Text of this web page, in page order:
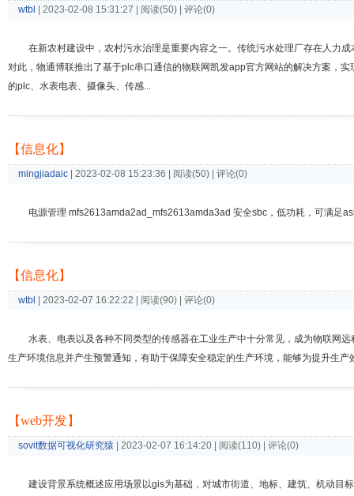
wtbl | 2023-02-08 15:31:27 | 阅读(50) | 评论(0)
在新农村建设中，农村污水治理是重要内容之一。传统污水处理厂存在人力
对此，物通博联推出了基于plc串口通信的物联网凯发app官方网站的解决方案，
的plc、水表电表、摄像头、传感...
【信息化】
mingjiadaic | 2023-02-08 15:23:36 | 阅读(50) | 评论(0)
电源管理 mfs2613amda2ad_mfs2613amda3ad 安全sbc，低功耗，可满足
【信息化】
wtbl | 2023-02-07 16:22:22 | 阅读(90) | 评论(0)
水表、电表以及各种不同类型的传感器在工业生产中十分常见，成为物联网
生产环境信息并产生预警通知，有助于保障安全稳定的生产环境，能够为提升生
【web开发】
sovit数据可视化研究猿 | 2023-02-07 16:14:20 | 阅读(110) | 评论(0)
建设背景系统概述应用场景以gis为基础，对城市街道、地标、建筑、机动目